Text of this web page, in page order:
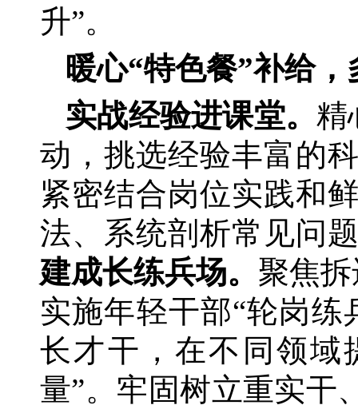
升”。
暖心“特色餐”补给
实战经验进课堂。精
动，挑选经验丰富的
紧密结合岗位实践和
法、系统剖析常见问
建成长练兵场。 聚焦
实施年轻干部“轮岗
长才干，在不同领域
量”。牢固树立重实干